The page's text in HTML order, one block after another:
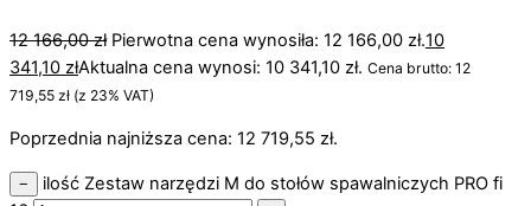
12 166,00zł Pierwotna cena wynosiła: 12 166,00 zł.10
341,10 złAktualna cena wynosi: 10 341,10 zł. Cena brutto: 12
719,55 zł (z 23% VAT)
Poprzednia najniższa cena: 12 719,55 zł.
−
ilość Zestaw narzędzi M do stołów spawalniczych PRO fi